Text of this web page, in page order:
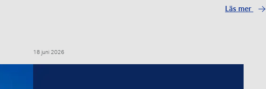
Läs mer
18 juni 2026